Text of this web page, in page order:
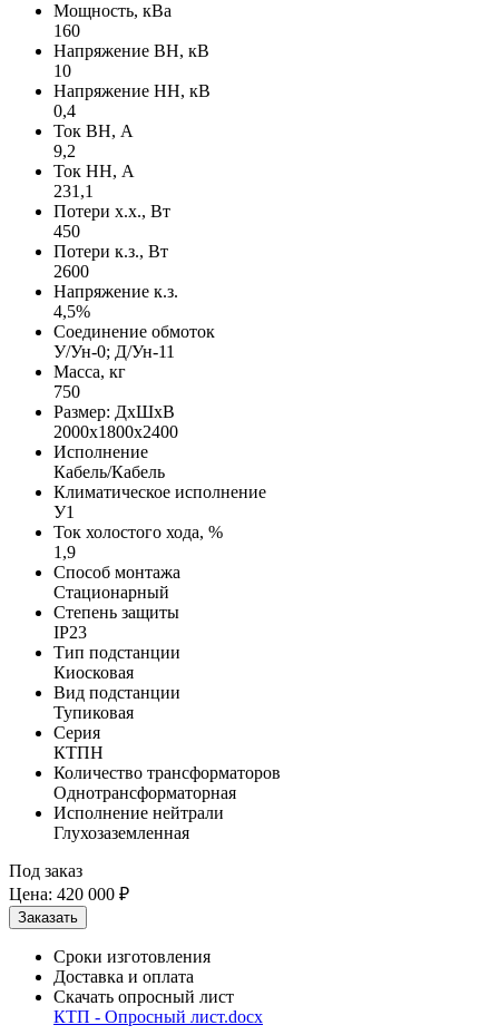
Мощность, кВа
160
Напряжение ВН, кВ
10
Напряжение НН, кВ
0,4
Ток ВН, А
9,2
Ток НН, А
231,1
Потери х.х., Вт
450
Потери к.з., Вт
2600
Напряжение к.з.
4,5%
Соединение обмоток
У/Ун-0; Д/Ун-11
Масса, кг
750
Размер: ДхШхВ
2000х1800х2400
Исполнение
Кабель/Кабель
Климатическое исполнение
У1
Ток холостого хода, %
1,9
Способ монтажа
Стационарный
Степень защиты
IP23
Тип подстанции
Киосковая
Вид подстанции
Тупиковая
Серия
КТПН
Количество трансформаторов
Однотрансформаторная
Исполнение нейтрали
Глухозаземленная
Под заказ
Цена: 420 000 ₽
Сроки изготовления
Доставка и оплата
Скачать опросный лист
КТП - Опросный лист.docx